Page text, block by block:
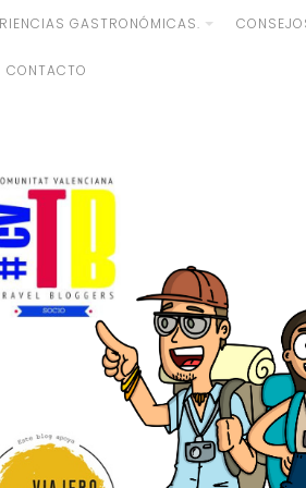
GASTRONÓMICAS.
CONTACTO